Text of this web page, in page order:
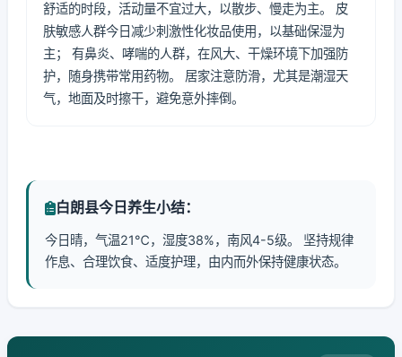
舒适的时段，活动量不宜过大，以散步、慢走为主。 皮
肤敏感人群今日减少刺激性化妆品使用，以基础保湿为
主； 有鼻炎、哮喘的人群，在风大、干燥环境下加强防
护，随身携带常用药物。 居家注意防滑，尤其是潮湿天
气，地面及时擦干，避免意外摔倒。
白朗县今日养生小结：
今日晴，气温21℃，湿度38%，南风4-5级。 坚持规律
作息、合理饮食、适度护理，由内而外保持健康状态。